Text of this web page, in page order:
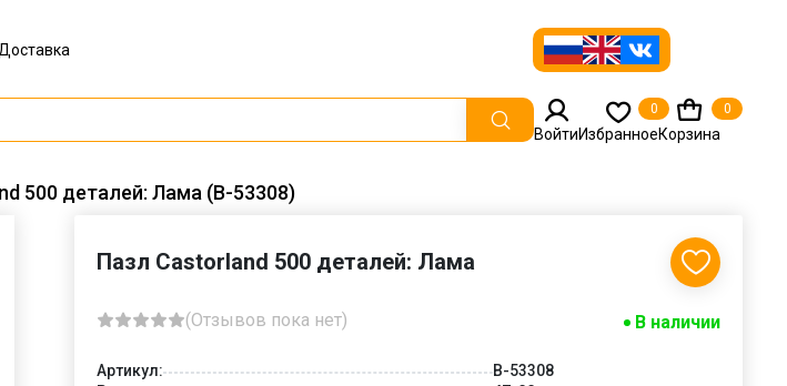
ВойтиИзбранное
0
Корзина
0
500 деталей: Лама (B-53308)
Пазл Castorland 500 деталей: Лама
(Отзывов пока нет) В наличии
Артикул:
B-53308